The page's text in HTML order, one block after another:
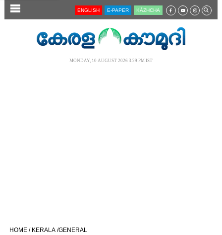
SECTIONS
CINEMA
ENGLISH E-PAPER KĀZHCHA
MONDAY, 10 AUGUST 2026 3.29 PM IST
HOME / KERALA /GENERAL